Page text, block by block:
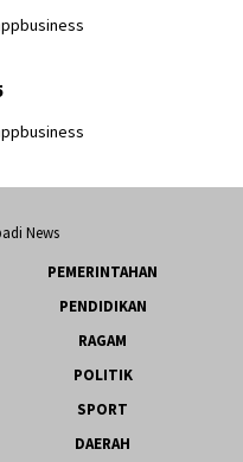
PEMERINTAHAN
PENDIDIKAN
RAGAM
POLITIK
SPORT
DAERAH